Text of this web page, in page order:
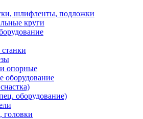
шлифленты, подложки
круги
опорные
оборудование
оборудование)